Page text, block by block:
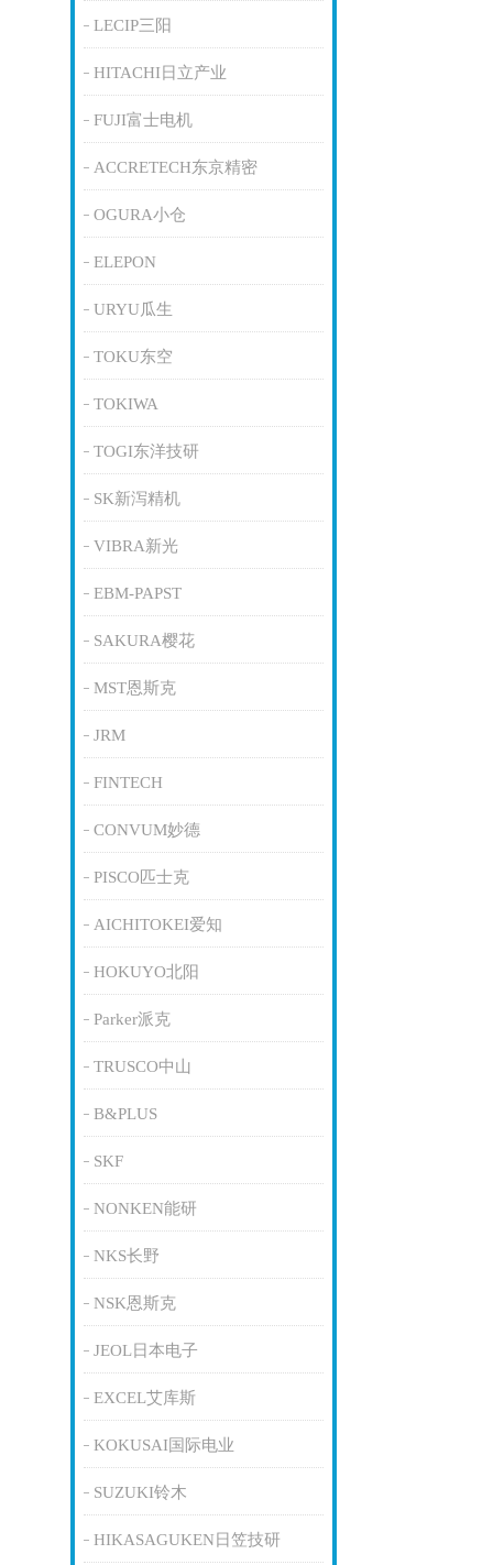
LECIP三阳
HITACHI日立产业
FUJI富士电机
ACCRETECH东京精密
OGURA小仓
ELEPON
URYU瓜生
TOKU东空
TOKIWA
TOGI东洋技研
SK新泻精机
VIBRA新光
EBM-PAPST
SAKURA樱花
MST恩斯克
JRM
FINTECH
CONVUM妙德
PISCO匹士克
AICHITOKEI爱知
HOKUYO北阳
Parker派克
TRUSCO中山
B&PLUS
SKF
NONKEN能研
NKS长野
NSK恩斯克
JEOL日本电子
EXCEL艾库斯
KOKUSAI国际电业
SUZUKI铃木
HIKASAGUKEN日笠技研